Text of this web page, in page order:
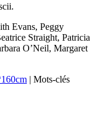
Evans, Peggy
Straight, Patricia
O’Neil, Margaret
| Mots-clés